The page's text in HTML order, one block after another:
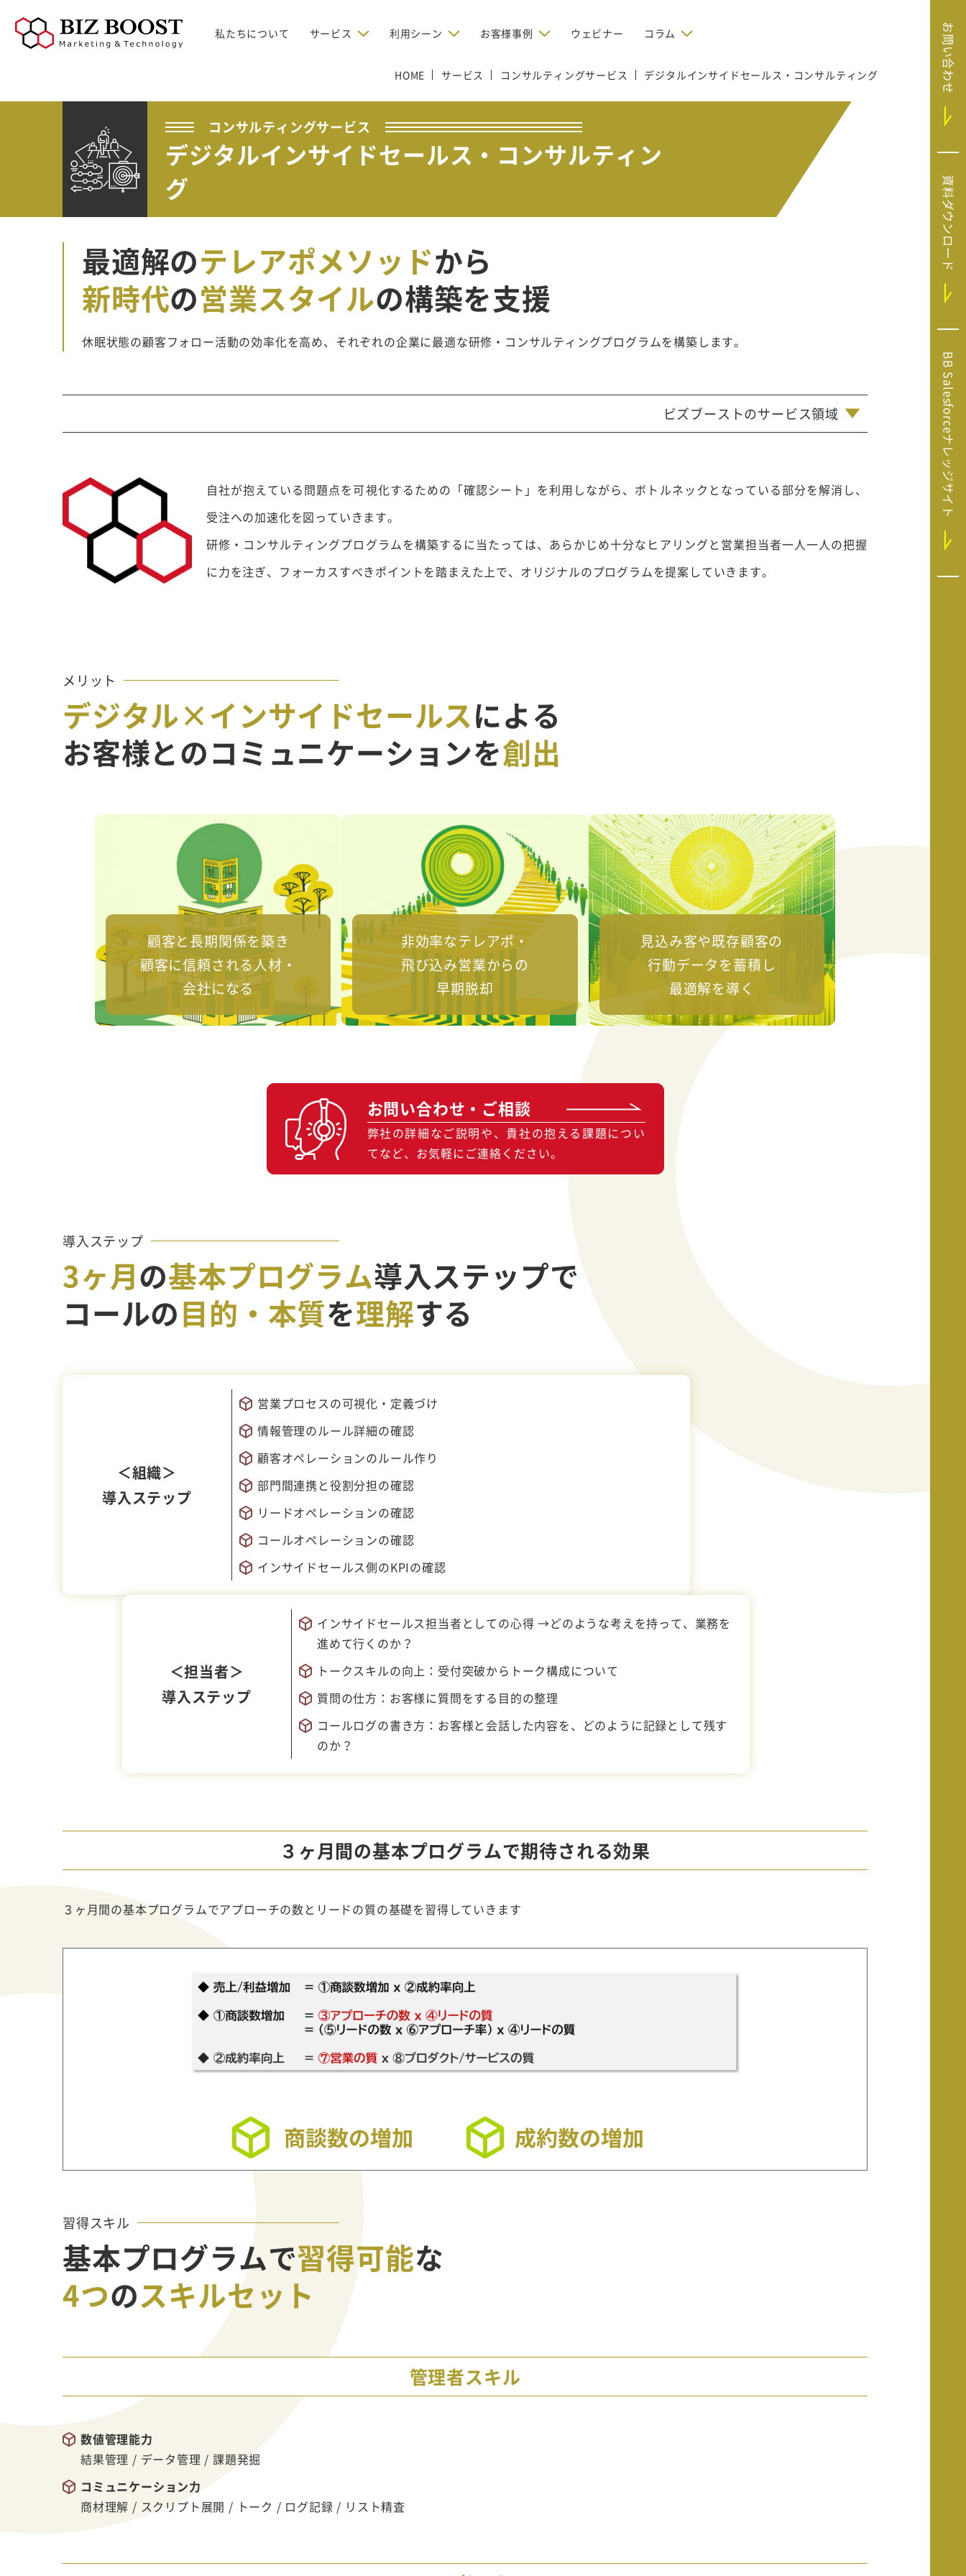
私たちについて サービス
コンサルティングサ
BtoBマーケティ
ング参謀
デジタルインサイ
ドSC
リード獲得
BtoB Webサイト
制作
BtoBコンテンツ
制作
展示会トータル支
援サービス
ウェビナー運用代
BtoBテレマーケ
リード醸成
BtoBインサイド
セールス
メルマガ制作配信
デジタルリクルーティング
OMリクルーティン
デジタルテクノロジー
SaaS導入
イズクラウド）
ー）
(マイクロソフト
ビス
システムエンジニア
利用シーン
Webからの問い合わせを増やしたい
セミナー/ウェビナーの集客を増や
したい
BtoBのテレマーケティングで成果を
出したい
BtoBのインターネット広告で狙った
新規開拓の営業力を強化したい
採用コストを削減したい（中小企業
向け）
お客様事例
ウェビナー支援
イベントマーケティング
マーケティングオートメーション
インサイドセールス
トレーラーハウスの認知度向上と文
営業の成果を最大化するBtoBデジタ
HubSpotで実現した、決済データの
即時可視化と対応迅速化｜フリーウ
ェイフィナンシャル株式会社
ウェビナー コラム
戦略・マネジメント
デジタル施策 & チャネル
顧客・リードマネジメント
コンテンツ & SEO
営業 & セールスオペ
HOME サービス コンサルティングサービス デジタルインサイドセールス・コンサルティング
コンサルティングサービス
デジタルインサイドセールス・コンサルティン
グ
最適解のテレアポメソッドから
新時代の営業スタイルの構築を支援
休眠状態の顧客フォロー活動の効率化を高め、それぞれの企業に最適な研修・コンサルティングプログラムを構築します。
ビズブーストのサービス領域
自社が抱えている問題点を可視化するための「確認シート」を利用しながら、ボトルネックとなっている部分を解消し、
受注への加速化を図っていきます。
研修・コンサルティングプログラムを構築するに当たっては、あらかじめ十分なヒアリングと営業担当者一人一人の把握
に力を注ぎ、フォーカスすべきポイントを踏まえた上で、オリジナルのプログラムを提案していきます。
メリット
デジタル×インサイドセールスによる
お客様とのコミュニケーションを創出
顧客と長期関係を築き
顧客に信頼される人材・
会社になる
非効率なテレアポ・
飛び込み営業からの
早期脱却
見込み客や既存顧客の
行動データを蓄積し
最適解を導く
お問い合わせ・ご相談
弊社の詳細なご説明や、貴社の抱える課題につい
てなど、お気軽にご連絡ください。
導入ステップ
3ヶ月の基本プログラム導入ステップで
コールの目的・本質を理解する
＜組織＞
導入ステップ
営業プロセスの可視化・定義づけ
情報管理のルール詳細の確認
顧客オペレーションのルール作り
部門間連携と役割分担の確認
リードオペレーションの確認
コールオペレーションの確認
インサイドセールス側のKPIの確認
＜担当者＞
導入ステップ
インサイドセールス担当者としての心得 →どのような考えを持って、業務を
進めて行くのか？
トークスキルの向上：受付突破からトーク構成について
質問の仕方：お客様に質問をする目的の整理
コールログの書き方：お客様と会話した内容を、どのように記録として残す
のか？
３ヶ月間の基本プログラムで期待される効果
３ヶ月間の基本プログラムでアプローチの数とリードの質の基礎を習得していきます
習得スキル
基本プログラムで習得可能な
4つのスキルセット
管理者スキル
数値管理能力
結果管理 / データ管理 / 課題発掘
コミュニケーション力
商材理解 / スクリプト展開 / トーク / ログ記録 / リスト精査
お問い合わせ
資料ダウンロード
BB Salesforceナレッジサイト